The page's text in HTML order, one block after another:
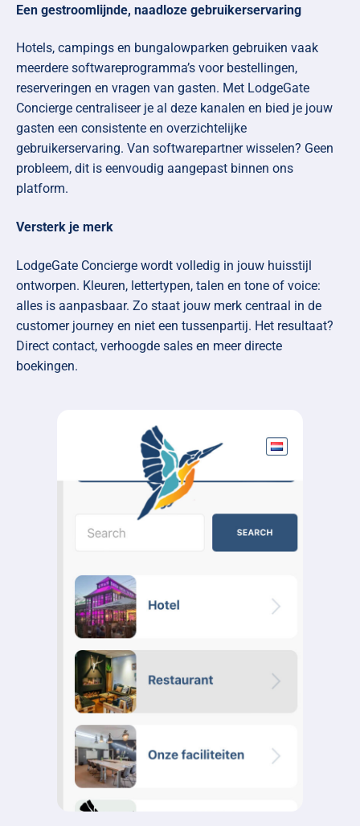
Een gestroomlijnde, naadloze gebruikerservaring
Hotels, campings en bungalowparken gebruiken vaak
meerdere softwareprogramma’s voor bestellingen,
reserveringen en vragen van gasten. Met LodgeGate
Concierge centraliseer je al deze kanalen en bied je jouw
gasten een consistente en overzichtelijke
gebruikerservaring. Van softwarepartner wisselen? Geen
probleem, dit is eenvoudig aangepast binnen ons
platform.
Versterk je merk
LodgeGate Concierge wordt volledig in jouw huisstijl
ontworpen. Kleuren, lettertypen, talen en tone of voice:
alles is aanpasbaar. Zo staat jouw merk centraal in de
customer journey en niet een tussenpartij. Het resultaat?
Direct contact, verhoogde sales en meer directe
boekingen.